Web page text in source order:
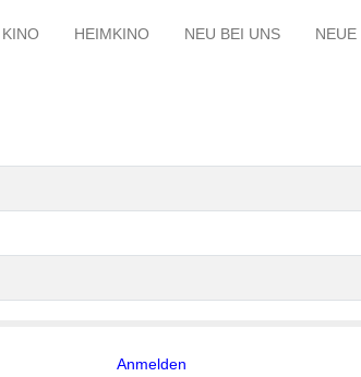
HEIMKINO NEU BEI UNS
Anmelden